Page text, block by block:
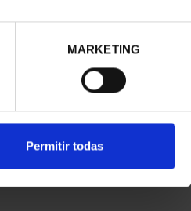
MARKETING
Permitir todas
PATRIMONIO II-
MÉRIDA